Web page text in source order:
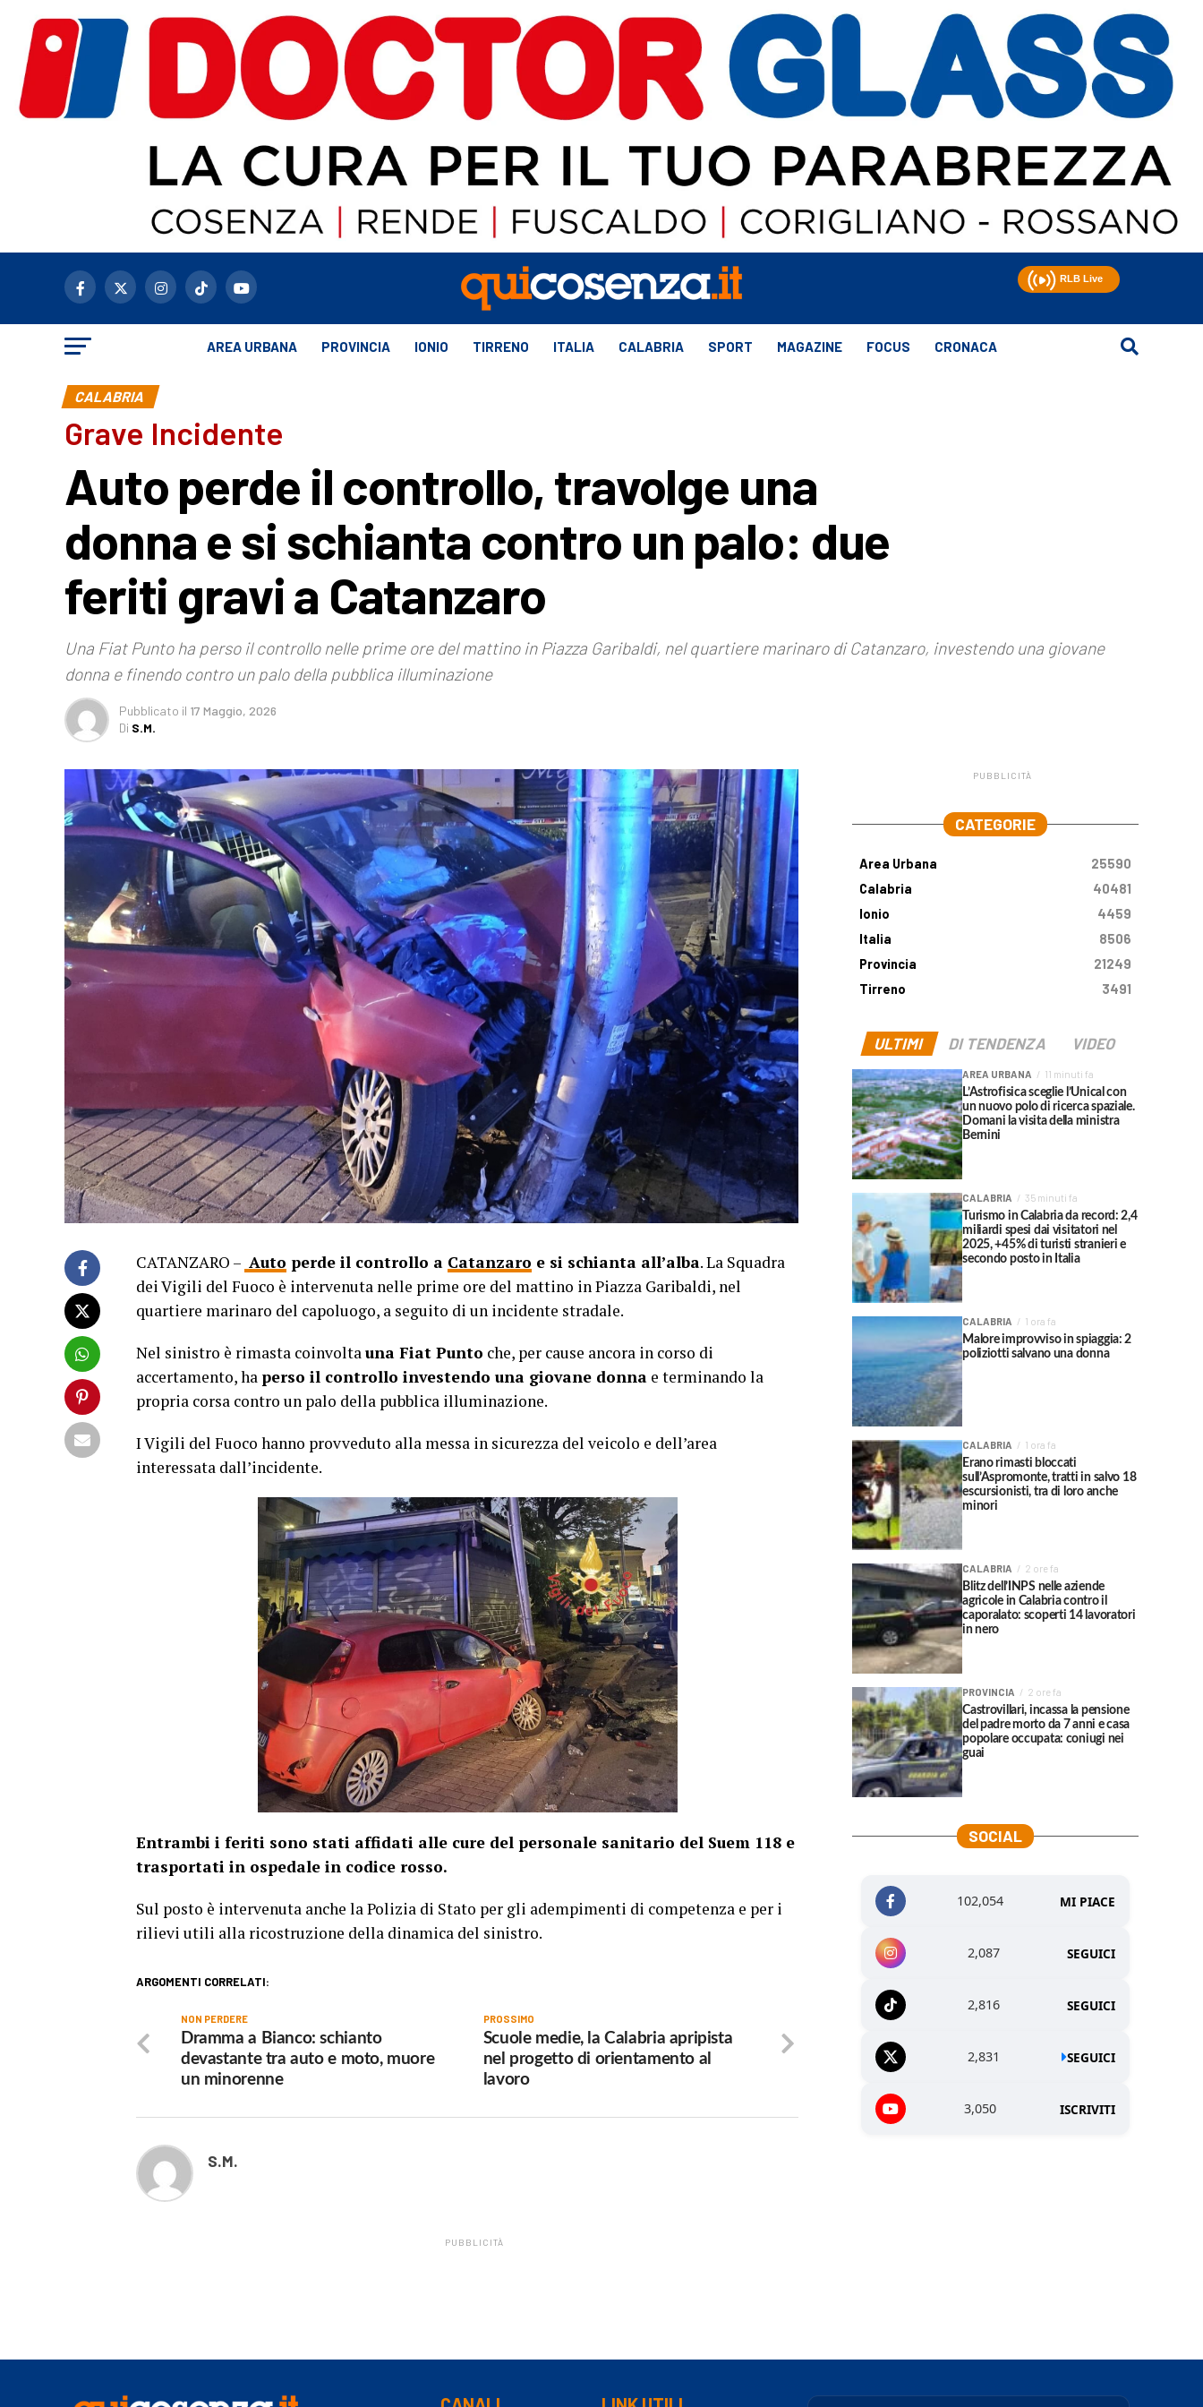
AREA URBANA PROVINCIA IONIO TIRRENO ITALIA CALABRIA SPORT MAGAZINE FOCUS CRONACA
CALABRIA
Grave Incidente
Auto perde il controllo, travolge una
donna e si schianta contro un palo: due
feriti gravi a Catanzaro
Una Fiat Punto ha perso il controllo nelle prime ore del mattino in Piazza Garibaldi, nel quartiere marinaro di Catanzaro, investendo una giovane
donna e finendo contro un palo della pubblica illuminazione
Pubblicato il 17 Maggio, 2026
Di S.M.
CATANZARO – Auto perde il controllo a Catanzaro e si schianta all’alba. La Squadra
dei Vigili del Fuoco è intervenuta nelle prime ore del mattino in Piazza Garibaldi, nel
quartiere marinaro del capoluogo, a seguito di un incidente stradale.
Nel sinistro è rimasta coinvoltauna Fiat Punto che, per cause ancora in corso di
accertamento, ha perso il controllo investendo una giovane donna e terminando la
propria corsa contro un palo della pubblica illuminazione.
I Vigili del Fuoco hanno provveduto alla messa in sicurezza del veicolo e dell’area
interessata dall’incidente.
Entrambi i feriti sono stati affidati alle cure del personale sanitario del Suem 118 e
trasportati in ospedale in codice rosso.
Sul posto è intervenuta anche la Polizia di Stato per gli adempimenti di competenza e per i
rilievi utili alla ricostruzione della dinamica del sinistro.
ARGOMENTI CORRELATI:
PROSSIMO
Scuole medie, la Calabria apripista
nel progetto di orientamento al
lavoro
NON PERDERE
Dramma a Bianco: schianto
devastante tra auto e moto, muore
un minorenne
S.M.
PUBBLICITÀ
PUBBLICITÀ
CATEGORIE
Area Urbana
25590
Calabria
40481
Ionio
4459
Italia
8506
Provincia
21249
Tirreno
3491
ULTIMI DI TENDENZA VIDEO
AREA URBANA 11 minuti fa
L’Astrofisica sceglie l’Unical con
un nuovo polo di ricerca spaziale.
Domani la visita della ministra
Bernini
CALABRIA 35 minuti fa
Turismo in Calabria da record: 2,4
miliardi spesi dai visitatori nel
2025, +45% di turisti stranieri e
secondo posto in Italia
CALABRIA 1 ora fa
Malore improvviso in spiaggia: 2
poliziotti salvano una donna
CALABRIA 1 ora fa
Erano rimasti bloccati
sull’Aspromonte, tratti in salvo 18
escursionisti, tra di loro anche
minori
CALABRIA 2 ore fa
Blitz dell’INPS nelle aziende
agricole in Calabria contro il
caporalato: scoperti 14 lavoratori
in nero
PROVINCIA 2 ore fa
Castrovillari, incassa la pensione
del padre morto da 7 anni e casa
popolare occupata: coniugi nei
guai
SOCIAL
102,054 MI PIACE
2,087 SEGUICI
2,816 SEGUICI
2,831 SEGUICI
3,050 ISCRIVITI